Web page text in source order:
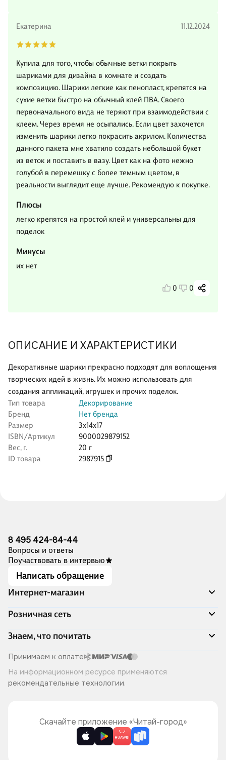
ОПИСАНИЕ И ХАРАКТЕРИСТИКИ
Декоративные шарики прекрасно подходят для воплощения
творческих идей в жизнь. Их можно использовать для
создания аппликаций, игрушек и прочих поделок.
Тип товара
Декорирование
Бренд
Нет бренда
Размер
3x14x17
ISBN/Артикул
9000029879152
Вес, г.
20 г
ID товара
2987915
Екатерина 11.12.2024
Купила для того, чтобы обычные ветки покрыть
шариками для дизайна в комнате и создать
композицию. Шарики легкие как пенопласт, крепятся на
сухие ветки быстро на обычный клей ПВА. Своего
первоначального вида не теряют при взаимодействии с
клеем. Через время не осыпались. Если цвет захочется
изменить шарики легко покрасить акрилом. Количества
данного пакета мне хватило создать небольшой букет
из веток и поставить в вазу. Цвет как на фото нежно
голубой в перемешку с более темным цветом, в
реальности выглядит еще лучше. Рекомендую к покупке.
Плюсы
легко крепятся на простой клей и универсальны для
поделок
Минусы
их нет
0 0
8 495 424-84-44
Вопросы и ответы
Поучаствовать в интервью
Написать обращение
Интернет-магазин
Акции
Доставка и оплата
Программа лояльности
Подарочные сертификаты
Правила продажи
Политика конфиденциальности
Розничная сеть
Адреса магазинов
Книжный Дозор
О компании
Читай-город для бизнеса
Хотите у нас работать?
Знаем, что почитать
Скоро в продаже
Лучшие из лучших
Читай-журнал
Принимаем к оплате
На информационном ресурсе применяются
рекомендательные технологии.
Скачайте приложение «Читай-город»